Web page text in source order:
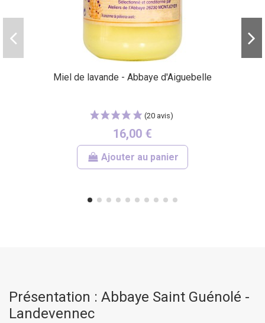
Miel de lavande - Abbaye d'Aiguebelle
16,00 €
Ajouter au panier
Présentation : Abbaye Saint Guénolé -
Landevennec